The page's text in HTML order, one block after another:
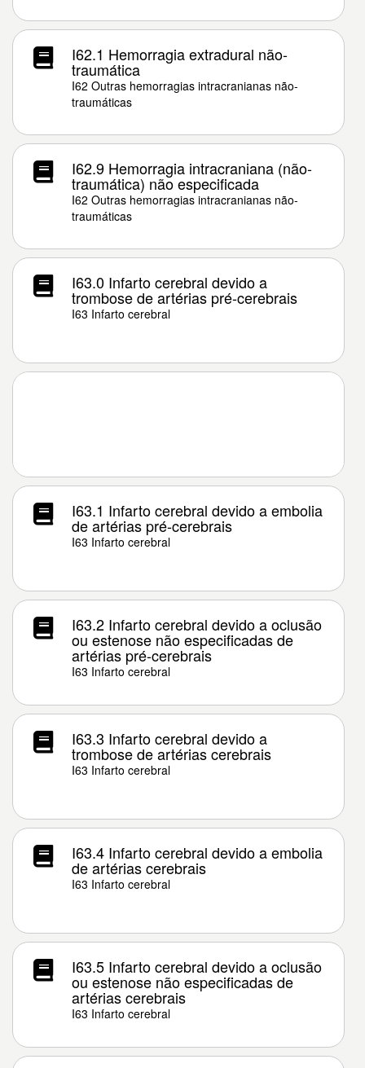
I62.1 Hemorragia extradural não-
traumática
I62 Outras hemorragias intracranianas não-
traumáticas
I62.9 Hemorragia intracraniana (não-
traumática) não especificada
I62 Outras hemorragias intracranianas não-
traumáticas
I63.0 Infarto cerebral devido a
trombose de artérias pré-cerebrais
I63 Infarto cerebral
I63.1 Infarto cerebral devido a embolia
de artérias pré-cerebrais
I63 Infarto cerebral
I63.2 Infarto cerebral devido a oclusão
ou estenose não especificadas de
artérias pré-cerebrais
I63 Infarto cerebral
I63.3 Infarto cerebral devido a
trombose de artérias cerebrais
I63 Infarto cerebral
I63.4 Infarto cerebral devido a embolia
de artérias cerebrais
I63 Infarto cerebral
I63.5 Infarto cerebral devido a oclusão
ou estenose não especificadas de
artérias cerebrais
I63 Infarto cerebral